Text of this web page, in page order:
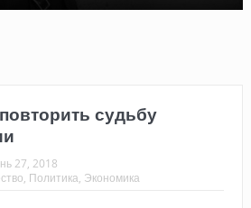
судьбу
27, 2018
Политика Экономика